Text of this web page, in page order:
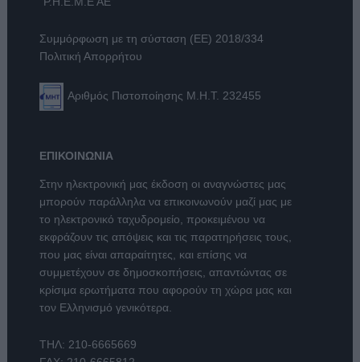
Συμμόρφωση με τη σύσταση (ΕΕ) 2018/334
Πολιτική Απορρήτου
Αριθμός Πιστοποίησης Μ.Η.Τ. 232455
ΕΠΙΚΟΙΝΩΝΙΑ
Στην ηλεκτρονική μας έκδοση οι αναγνώστες μας
μπορούν παράλληλα να επικοινωνούν μαζί μας με
το ηλεκτρονικό ταχυδρομείο, προκειμένου να
εκφράζουν τις απόψεις και τις παρατηρήσεις τους,
που μας είναι απαραίτητες, και επίσης να
συμμετέχουν σε δημοσκοπήσεις, απαντώντας σε
κρίσιμα ερωτήματα που αφορούν τη χώρα μας και
τον Ελληνισμό γενικότερα.
ΤΗΛ: 210-6665669